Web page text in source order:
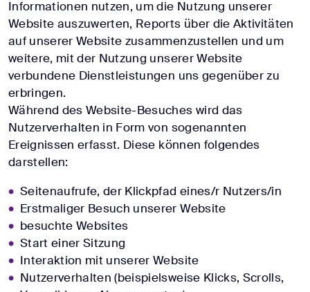
Informationen nutzen, um die Nutzung unserer
Website auszuwerten, Reports über die Aktivitäten
auf unserer Website zusammenzustellen und um
weitere, mit der Nutzung unserer Website
verbundene Dienstleistungen uns gegenüber zu
erbringen.
Während des Website-Besuches wird das
Nutzerverhalten in Form von sogenannten
Ereignissen erfasst. Diese können folgendes
darstellen:
Seitenaufrufe, der Klickpfad eines/r Nutzers/in
Erstmaliger Besuch unserer Website
besuchte Websites
Start einer Sitzung
Interaktion mit unserer Website
Nutzerverhalten (beispielsweise Klicks, Scrolls,